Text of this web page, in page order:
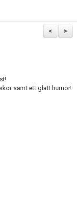
>
<
samt ett glatt humör!